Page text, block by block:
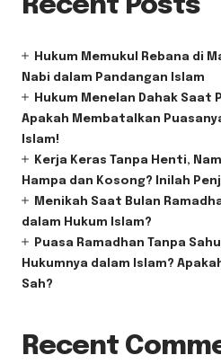
Recent Posts
Hukum Memukul Rebana di
Nabi dalam Pandangan Islam
Hukum Menelan Dahak Saat
Apakah Membatalkan
Islam!
Kerja Keras Tanpa Henti,
Hampa dan Kosong? Inilah
Menikah Saat Bulan
dalam Hukum Islam?
Puasa Ramadhan Tanpa
Hukumnya dalam Islam?
Sah?
Recent